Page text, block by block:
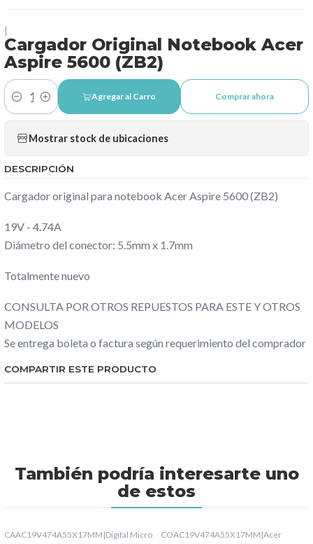
Cargador Original Notebook Acer
Aspire 5600 (ZB2)
Cantidad
Agregar al Carro Comprar ahora
Mostrar stock de ubicaciones
DESCRIPCIÓN
Cargador original para notebook Acer Aspire 5600 (ZB2)
19V - 4.74A
Diámetro del conector: 5.5mm x 1.7mm
Totalmente nuevo
CONSULTA POR OTROS REPUESTOS PARA ESTE Y OTROS
MODELOS
Se entrega boleta o factura según requerimiento del comprador
COMPARTIR ESTE PRODUCTO
También podría interesarte uno
de estos
CAAC19V474A55X17MM |Digital Micro COAC19V474A55X17MM |Acer